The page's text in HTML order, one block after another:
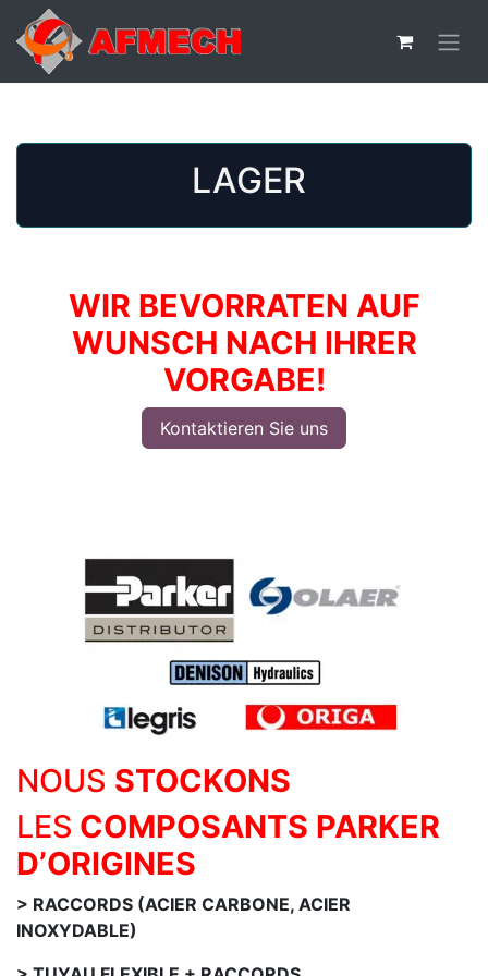
LAGER
WIR BEVORRATEN AUF
WUNSCH NACH IHRER
VORGABE!
Kontaktieren Sie uns
NOUS STOCKONS
LES COMPOSANTS PARKER
D’ORIGINES
> RACCORDS (ACIER CARBONE, ACIER
INOXYDABLE)